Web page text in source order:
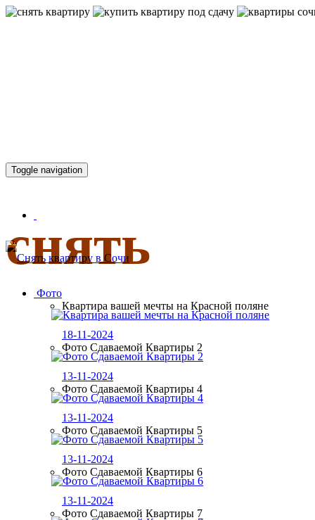
снять
Toggle navigation
Фото
Квартира вашей мечты на Красной поляне
18-11-2024
Фото Сдаваемой Квартиры 2
13-11-2024
Фото Сдаваемой Квартиры 4
13-11-2024
Фото Сдаваемой Квартиры 5
13-11-2024
Фото Сдаваемой Квартиры 6
13-11-2024
Фото Сдаваемой Квартиры 7